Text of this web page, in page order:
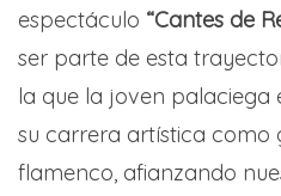
espectáculo “Cantes de
ser parte de esta
la que la joven palaciega
su carrera artística como
flamenco, afianzando